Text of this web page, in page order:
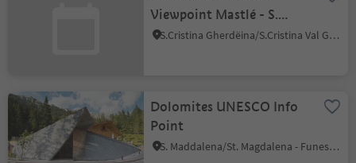
Viewpoint Mastlé - S.
Cristina Val Gardena
S.Cristina Gherdëina/S.Cristina Val Gardena/S.Cristina Gherdëina/St.Christina in Gröden, S.Crestina Gherdëina/Santa Cristina Val Gardana, Dolomites Region Val Gardena
Dolomites UNESCO Info
Point
S. Maddalena/St. Magdalena - Funes/Villnöss, Villnöss/Funes, Dolomites Region Lüsen Villnöss